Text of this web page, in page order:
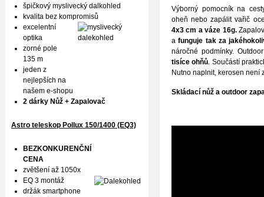
Výborný pomocník na
oheň nebo zapálit vařič
4x3 cm a váze 16g.
a funguje tak za
náročné podmínky.
tisíce ohňů. Součástí
Nutno naplnit, kerosen není
Skládací nůž a outdoor
špičkový myslivecký dalkohled
kvalita bez kompromisů
excelentní
optika
zorné pole
135 m
jeden z
nejlepších na
našem e-shopu
2 dárky Nůž + Zapalovač
Astro teleskop Pollux 150/1400 (EQ3)
BEZKONKURENČNÍ
CENA
zvětšení až 1050x
EQ 3 montáž
držák smartphone